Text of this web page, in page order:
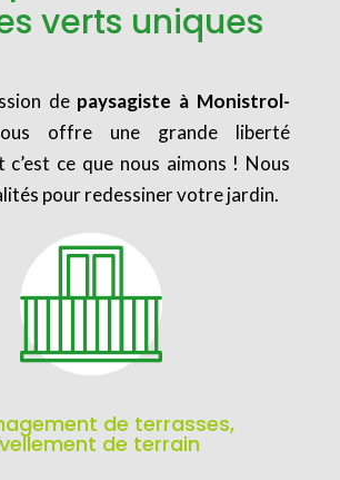
verts uniques
de paysagiste à Monistrol-
offre une grande liberté
ce que nous aimons ! Nous
pour redessiner votre jardin.
de terrasses,
de terrain